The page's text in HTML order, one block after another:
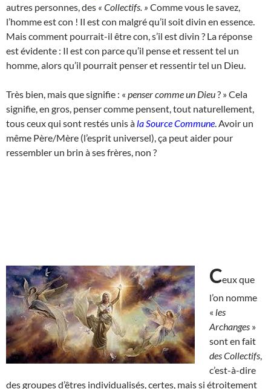
autres personnes, des « Collectifs. » Comme vous le savez,
l’homme est con ! Il est con malgré qu’il soit divin en essence.
Mais comment pourrait-il être con, s’il est divin ? La réponse
est évidente : Il est con parce qu’il pense et ressent tel un
homme, alors qu’il pourrait penser et ressentir tel un Dieu.
Très bien, mais que signifie : « penser comme un Dieu? » Cela
signifie, en gros, penser comme pensent, tout naturellement,
tous ceux qui sont restés unis à la Source Commune . Avoir un
même Père/Mère (l’esprit universel), ça peut aider pour
ressembler un brin à ses frères, non ?
Ceux que
l’on nomme
« les
Archanges »
sont en fait
des Collectifs
c’est-à-dire
des groupes d’êtres individualisés, certes, mais si étroitement